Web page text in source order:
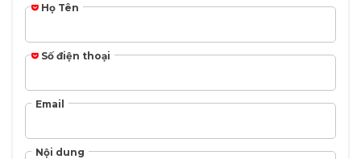
Họ Tên
Số điện thoại
Email
Nội dung